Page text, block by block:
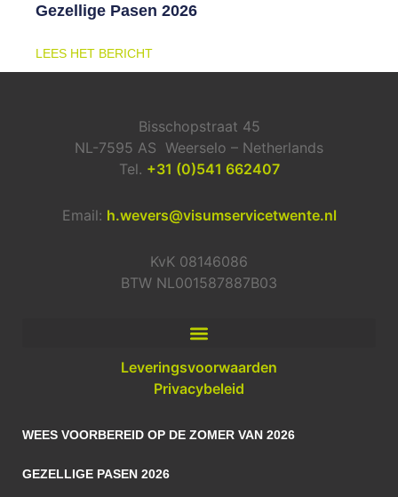
Gezellige Pasen 2026
LEES HET BERICHT
Bisschopstraat 45
NL-7595 AS Weerselo – Netherlands
Tel. +31 (0)541 662407
Email: h.wevers@visumservicetwente.nl
KvK 08146086
BTW NL001587887B03
Leveringsvoorwaarden
Privacybeleid
WEES VOORBEREID OP DE ZOMER VAN 2026
GEZELLIGE PASEN 2026